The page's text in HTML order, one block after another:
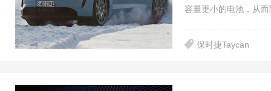
容量更小的电池，从
保时捷Taycan